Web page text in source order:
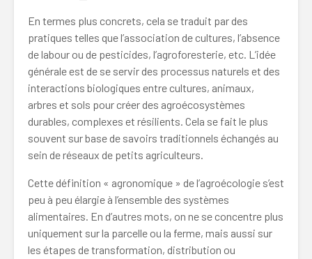
En termes plus concrets, cela se traduit par des
pratiques telles que l’association de cultures, l’absence
de labour ou de pesticides, l’agroforesterie, etc. L’idée
générale est de se servir des processus naturels et des
interactions biologiques entre cultures, animaux,
arbres et sols pour créer des agroécosystèmes
durables, complexes et résilients. Cela se fait le plus
souvent sur base de savoirs traditionnels échangés au
sein de réseaux de petits agriculteurs.
Cette définition « agronomique » de l’agroécologie s’est
peu à peu élargie à l’ensemble des systèmes
alimentaires. En d’autres mots, on ne se concentre plus
uniquement sur la parcelle ou la ferme, mais aussi sur
les étapes de transformation, distribution ou